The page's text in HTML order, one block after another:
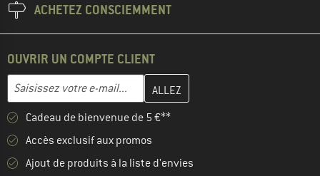
ACHETEZ CONSCIEMMENT
OUVRIR UN COMPTE CLIENT
Adresse e-mail
Entrez votre adresse e-mail ici et créez votre compte client à la
Cadeau de bienvenue de 5 €**
Accès exclusif aux promos
Ajout de produits à la liste d'envies